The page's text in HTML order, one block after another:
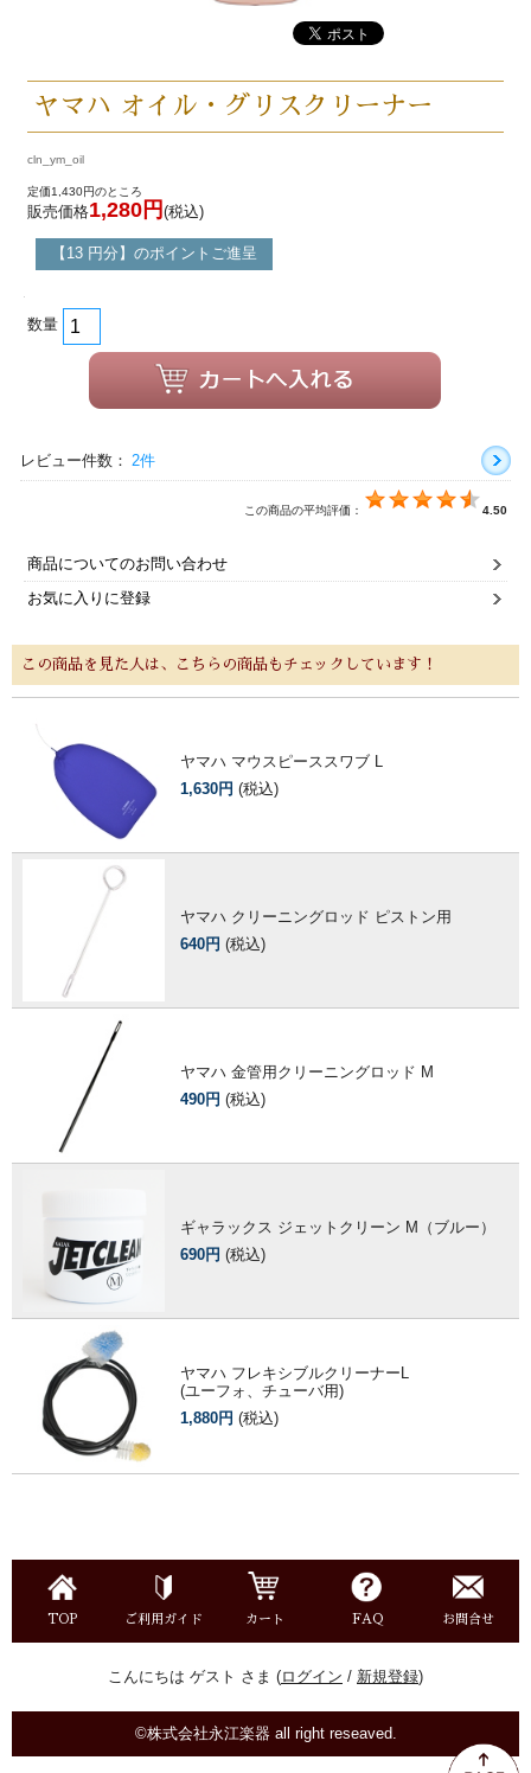
ヤマハ オイル・グリスクリーナー
cln_ym_oil
定価1,430円のところ
販売価格1,280円 (税込)
【13 円分】のポイントご進呈
数量
レビュー件数： 2件
この商品の平均評価： 4.50
商品についてのお問い合わせ
お気に入りに登録
この商品を見た人は、こちらの商品もチェックしています！
ヤマハ マウスピーススワブ L
1,630円 (税込)
ヤマハ クリーニングロッド ピストン用
640円 (税込)
ヤマハ 金管用クリーニングロッド M
490円 (税込)
ギャラックス ジェットクリーン M（ブルー）
690円 (税込)
ヤマハ フレキシブルクリーナーL
(ユーフォ、チューバ用)
1,880円 (税込)
TOP ご利用ガイド カート FAQ お問合せ
こんにちは ゲスト さま (ログイン / 新規登録)
©株式会社永江楽器 all right reseaved.